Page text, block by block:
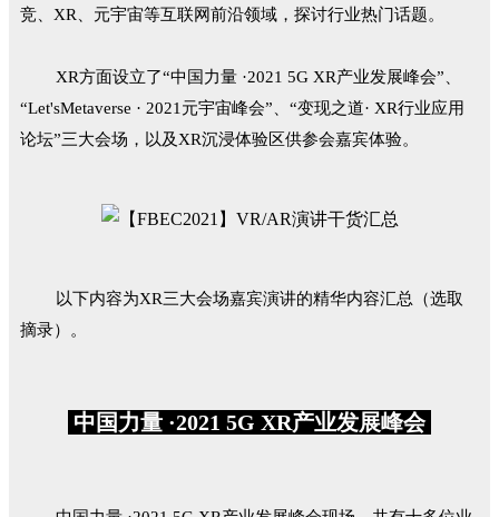
竞、 XR 、元宇宙等互联网前沿领域，探讨行业热门话题。
XR方面设立了“中国力量 ·2021 5G XR产业发展峰会”、
“Let'sMetaverse · 2021元宇宙峰会”、“变现之道· XR行业应用
论坛”三大会场，以及XR沉浸体验区供参会嘉宾体验。
以下内容为XR三大会场嘉宾演讲的精华内容汇总（选取
摘录）。
中国力量 ·2021 5G XR产业发展峰会